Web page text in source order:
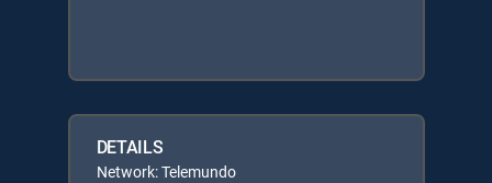
DETAILS
Network: Telemundo